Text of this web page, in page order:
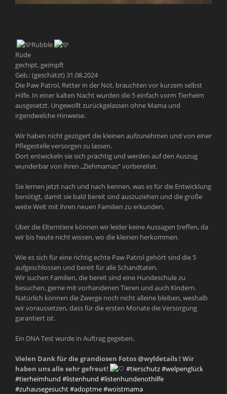
Rubble
Rüde
gechipt, geimpft
Geb.: (geschätzt) 31.08.2024
Die Paw Patrol, Retter in der Not, brauchten vor kurzem selbst
Hilfe. In einer kalten Nacht wurden die 5 einfach vorm Tierheim
ausgesetzt. Ungewollt zurückgelassen ohne Mama und
irgendwelche Hinweise.
Wir haben nicht gezögert die kleinen aufzunehmen und von einer
Pflegestelle versorgen zu lassen.
Dort entwickeln sie sich prächtig und werden auf den Auszug
wunderbar von ihren „Ziehmamas“ vorbereitet.
Sie lernen jetzt nach und nach kennen, was es für die Entwicklung
benötigt, damit sie bald bereit sind auszuziehen und die große
weite Welt mit ihren neuen Familien zu erkunden.
Über die Elterntiere können wir leider keine Aussagen treffen, da
wir bis heute nicht wissen, wo die kleinen herkommen.
Wie es sich für eine richtig echte Paw Patrol gehört sind die 5
aufgeschlossen und bereit für alle Schandtaten.
Wir suchen Familien, die bereit sind eine Hundeschule zu
besuchen, gerne mit vorhandenen Tieren und auch Kindern.
Natürlich können die Zwerge noch nicht alleine bleiben, weshalb
wir voraussetzen, dass für die ersten Monate die Versorgung
garantiert ist.
Ein DNA Test wurde in Auftrag gegeben.
Vielen Dank für die grandiosen Fotos @wyldetails ! Wir
haben uns alle sehr gefreut!
#tierschutz#welpenglück
#tierheimhund #listenhund #listenhundenothilfe
#zuhausegesucht#adoptme#woistmama